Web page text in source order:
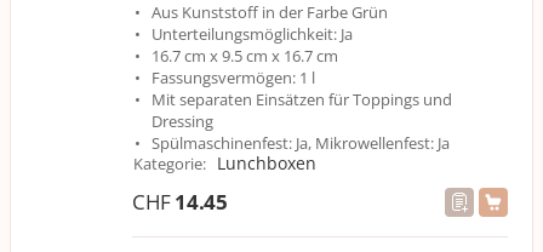
Aus Kunststoff in der Farbe Grün
Unterteilungsmöglichkeit: Ja
16.7 cm x 9.5 cm x 16.7 cm
Fassungsvermögen: 1 l
Mit separaten Einsätzen für Toppings und
Dressing
Spülmaschinenfest: Ja, Mikrowellenfest: Ja
Kategorie: Lunchboxen
CHF14.45